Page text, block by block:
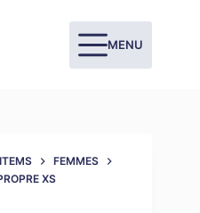
MENU
FEMMES
XS